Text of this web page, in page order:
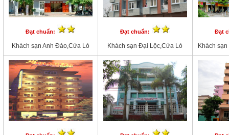
Đạt chuẩn:
Khách sạn Anh Đào,Cửa Lò
Đạt chuẩn:
Khách sạn Đại Lộc,Cửa Lò
Đạt
Khách